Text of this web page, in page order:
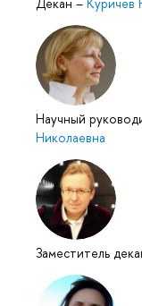
Научный
Николаевна
Заместитель